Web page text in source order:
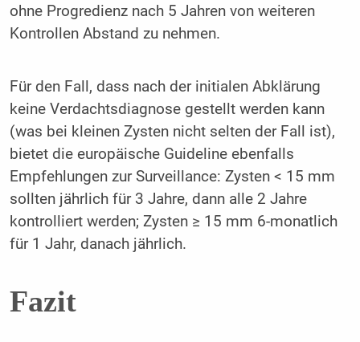
ohne Progredienz nach 5 Jahren von weiteren
Kontrollen Abstand zu nehmen.
Für den Fall, dass nach der initialen Abklärung
keine Verdachtsdiagnose gestellt werden kann
(was bei kleinen Zysten nicht selten der Fall ist),
bietet die europäische Guideline ebenfalls
Empfehlungen zur Surveillance: Zysten < 15 mm
sollten jährlich für 3 Jahre, dann alle 2 Jahre
kontrolliert werden; Zysten ≥ 15 mm 6-monatlich
für 1 Jahr, danach jährlich.
Fazit